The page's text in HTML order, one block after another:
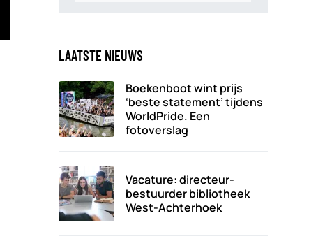
LAATSTE NIEUWS
Boekenboot wint prijs
‘beste statement’ tijdens
WorldPride. Een
fotoverslag
Vacature: directeur-
bestuurder bibliotheek
West-Achterhoek